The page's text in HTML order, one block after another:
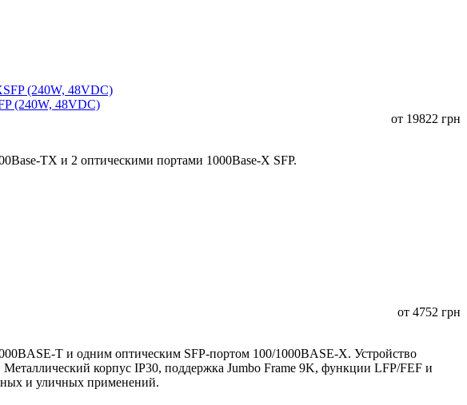
(240W, 48VDC)
от 19822 грн
TX и 2 оптическими портами 1000Base-X SFP.
от 4752 грн
T и одним оптическим SFP-портом 100/1000BASE-X. Устройство
корпус IP30, поддержка Jumbo Frame 9K, функции LFP/FEF и
и уличных применений.